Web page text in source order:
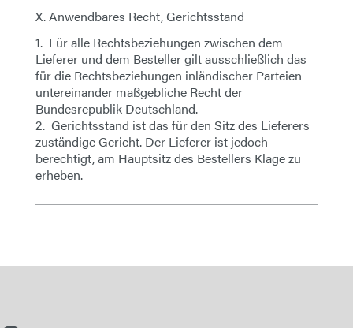
X. Anwendbares Recht, Gerichtsstand
1. Für alle Rechtsbeziehungen zwischen dem
Lieferer und dem Besteller gilt ausschließlich das
für die Rechtsbeziehungen inländischer Parteien
untereinander maßgebliche Recht der
Bundesrepublik Deutschland.
2. Gerichtsstand ist das für den Sitz des Lieferers
zuständige Gericht. Der Lieferer ist jedoch
berechtigt, am Hauptsitz des Bestellers Klage zu
erheben.